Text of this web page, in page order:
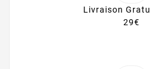
Livraison
29€